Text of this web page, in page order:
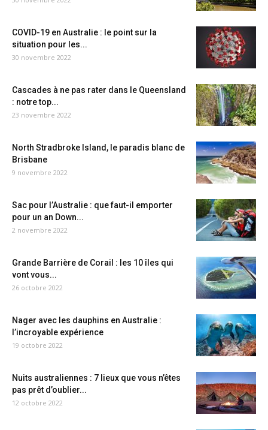
COVID-19 en Australie : le point sur la
situation pour les...
30 novembre 2022
Cascades à ne pas rater dans le Queensland
: notre top...
23 novembre 2022
North Stradbroke Island, le paradis blanc de
Brisbane
9 novembre 2022
Sac pour l’Australie : que faut-il emporter
pour un an Down...
2 novembre 2022
Grande Barrière de Corail : les 10 îles qui
vont vous...
26 octobre 2022
Nager avec les dauphins en Australie :
l’incroyable expérience
19 octobre 2022
Nuits australiennes : 7 lieux que vous n’êtes
pas prêt d’oublier...
12 octobre 2022